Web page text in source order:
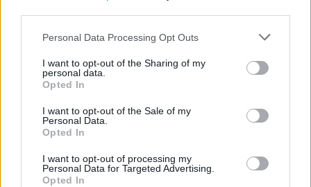
Personal Data Processing Opt Outs
I want to opt-out of the Sharing of my
personal data.
Opted In
I want to opt-out of the Sale of my
Personal Data.
Opted In
I want to opt-out of processing my
Personal Data for Targeted Advertising.
Opted In